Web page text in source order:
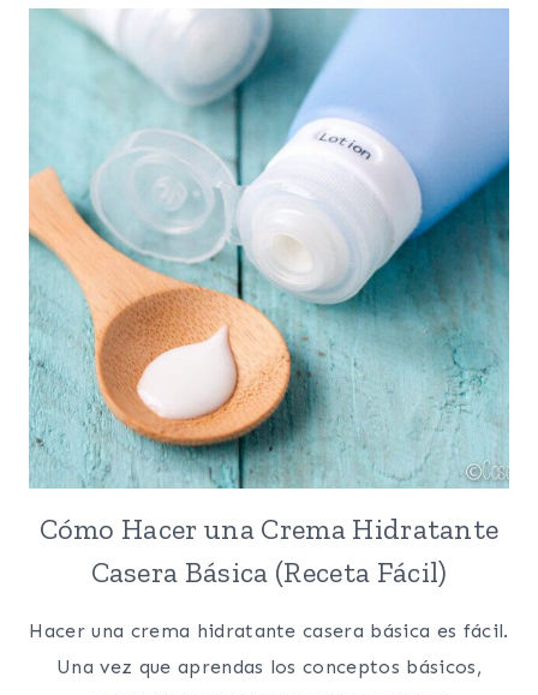
Cómo Hacer una Crema Hidratante
Casera Básica (Receta Fácil)
Hacer una crema hidratante casera básica es fácil.
Una vez que aprendas los conceptos básicos,